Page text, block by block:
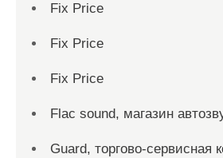
Fix Price
Fix Price
Fix Price
Flac sound, магазин
Guard, торгово-сервисная